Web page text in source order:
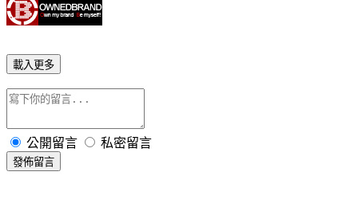
載入更多
公開留言 私密留言
發佈留言